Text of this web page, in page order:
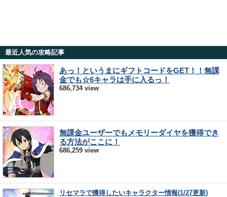
最近人気の攻略記事
あっ！というまにギフトコードをGET！！無課
金でも☆6キャラは手に入るっ！
686,734 view
無課金ユーザーでもメモリーダイヤを獲得でき
る方法がここに！
686,259 view
リセマラで獲得したいキャラクター情報(1/27更新)